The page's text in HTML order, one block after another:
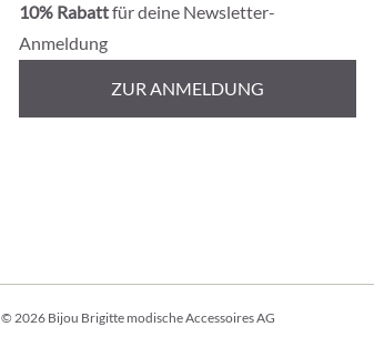
10% Rabattfür deine Newsletter-
Anmeldung
ZUR ANMELDUNG
© 2026 Bijou Brigitte modische Accessoires AG